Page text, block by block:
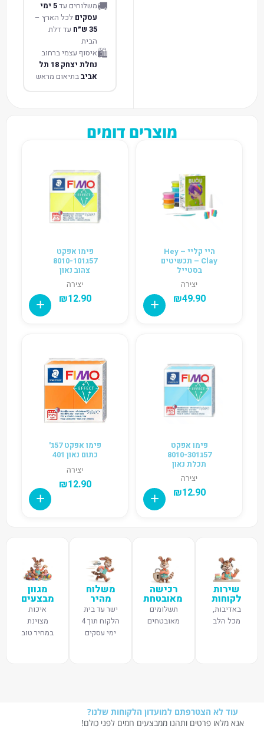
🚚משלוחים עד 5 ימי
עסקים לכל הארץ –
35 ש״ח
עד דלת
הבית
🛍️איסוף עצמי ברחוב
נחלת יצחק 18 תל
אביבבתיאום מראש
מוצרים דומים
היי קליי – Hey
Clay – תכשיטים
בסטייל
יצירה
₪49.90
פימו אפקט
57ג8010-101
צהוב נאון
יצירה
₪12.90
פימו אפקט
57ג8010-301
תכלת נאון
יצירה
₪12.90
פימו אפקט 57ג'
כתום נאון 401
יצירה
₪12.90
שירות
לקוחות
באדיבות,
מכל הלב
רכישה
מאובטחת
תשלומים
מאובטחים
משלוח
מהיר
ישר עד בית
הלקוח תוך 4
ימי עסקים
מגוון
מבצעים
איכות
מצוינת
במחיר טוב
עוד לא הצטרפתם למועדון הלקוחות שלנו?
אנא מלאו פרטים ותהנו ממבצעים חמים לפני כולם!